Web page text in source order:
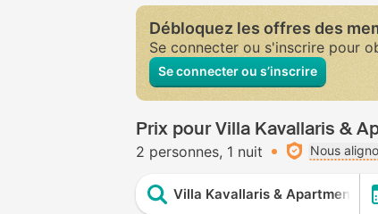
Débloquez les offres des
Se connecter ou s'inscrire pour
Se connecter ou s’inscrire
Prix pour Villa Kavallaris &
2 personnes 1 nuit Nous
Villa Kavallaris & Apartments